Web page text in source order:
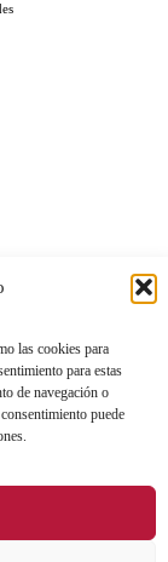
las cookies para
para estas
de navegación o
puede
TRATAMIENTO